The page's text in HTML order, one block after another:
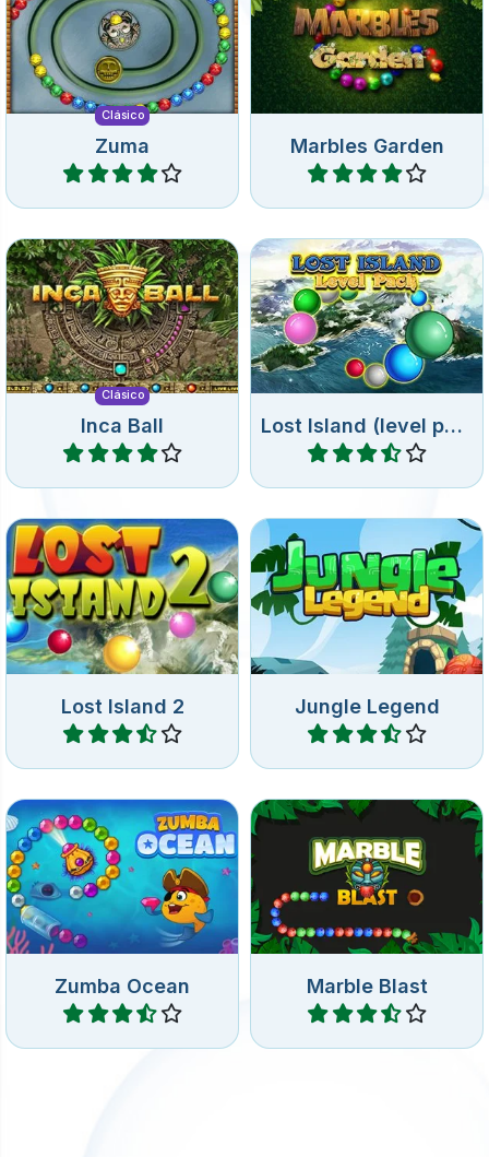
Clásico
Zuma
Jugar
Marbles Garden
Shooter con 60 niveles.
Jugar
Clásico
Inca Ball
Vuelve un clásico de Zuma.
Jugar
Lost Island (level pack)
Perdida. Dispara coloridas
canicas hacia la cadena de
canicas, y conecta 3 o más
iguales.
Jugar
Lost Island 2
coloridas hacia la cadena
de canicas y conecta 3 o
más de las mismas.
Jugar
Jungle Legend
Clásico juego de disparos
de burbujas en la jungla.
Jugar
Zumba Ocean
Elimina todas las joyas en
este juego de Zuma Ocean.
Jugar
Marble Blast
cadena de canicas y
conecta 3 o más canicas
iguales.
Jugar